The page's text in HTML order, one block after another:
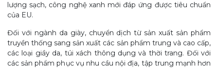
lượng sạch, công nghệ xanh mới đáp ứng được tiêu chuẩn
của EU.
Đối với ngành da giày, chuyển dịch từ sản xuất sản phẩm
truyền thống sang sản xuất các sản phẩm trung và cao cấp,
các loại giầy da, túi xách thông dụng và thời trang. Đối với
các sản phẩm phục vụ nhu cầu nội địa, tập trung mạnh hơn